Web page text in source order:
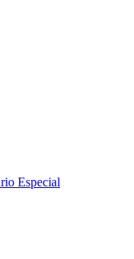
Especial